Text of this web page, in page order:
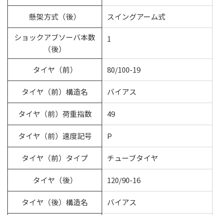
懸架方式（後）
スイングアーム式
ショックアブソーバ本数
（後）
1
タイヤ（前） 80/100-19
タイヤ（前）構造名 バイアス
タイヤ（前）荷重指数 49
タイヤ（前）速度記号 P
タイヤ（前）タイプ チューブタイヤ
タイヤ（後） 120/90-16
タイヤ（後）構造名 バイアス